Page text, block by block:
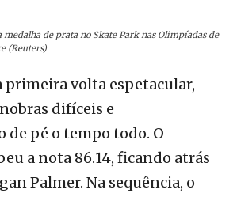
medalha de prata no Skate Park nas Olimpíadas de
(Reuters)
primeira volta espetacular,
difíceis e
de pé o tempo todo. O
a nota 86.14, ficando atrás
Palmer. Na sequência, o